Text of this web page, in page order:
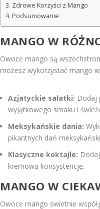
Zdrowe Korzyści z Mango
Podsumowanie
MANGO W
Owoce mango są
możesz wykorzystać mango
Azjatyckie sałatki: Dodaj
wyjątkowego smaku i
Meksykańskie dania:
pikantnych dań
Klasyczne koktajle:
kremową konsystencję.
MANGO W
Owoce mango świetnie